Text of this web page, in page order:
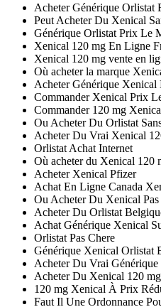
Acheter Générique Orlistat
Peut Acheter Du Xenical
Générique Orlistat Prix Le
Xenical 120 mg En Ligne
Xenical 120 mg vente en
Où acheter la marque
Acheter Générique
Commander Xenical Prix
Commander 120 mg
Ou Acheter Du Orlistat
Acheter Du Vrai Xenical
Orlistat Achat Internet
Où acheter du Xenical 120
Acheter Xenical Pfizer
Achat En Ligne Canada
Ou Acheter Du Xenical Pas
Acheter Du Orlistat
Achat Générique Xenical
Orlistat Pas Chere
Générique Xenical Orlistat
Acheter Du Vrai
Acheter Du Xenical 120
120 mg Xenical À Prix
Faut Il Une Ordonnance